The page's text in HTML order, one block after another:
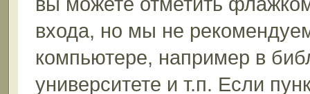
входа, но мы не
компьютере, например в
университете и т.п. Если